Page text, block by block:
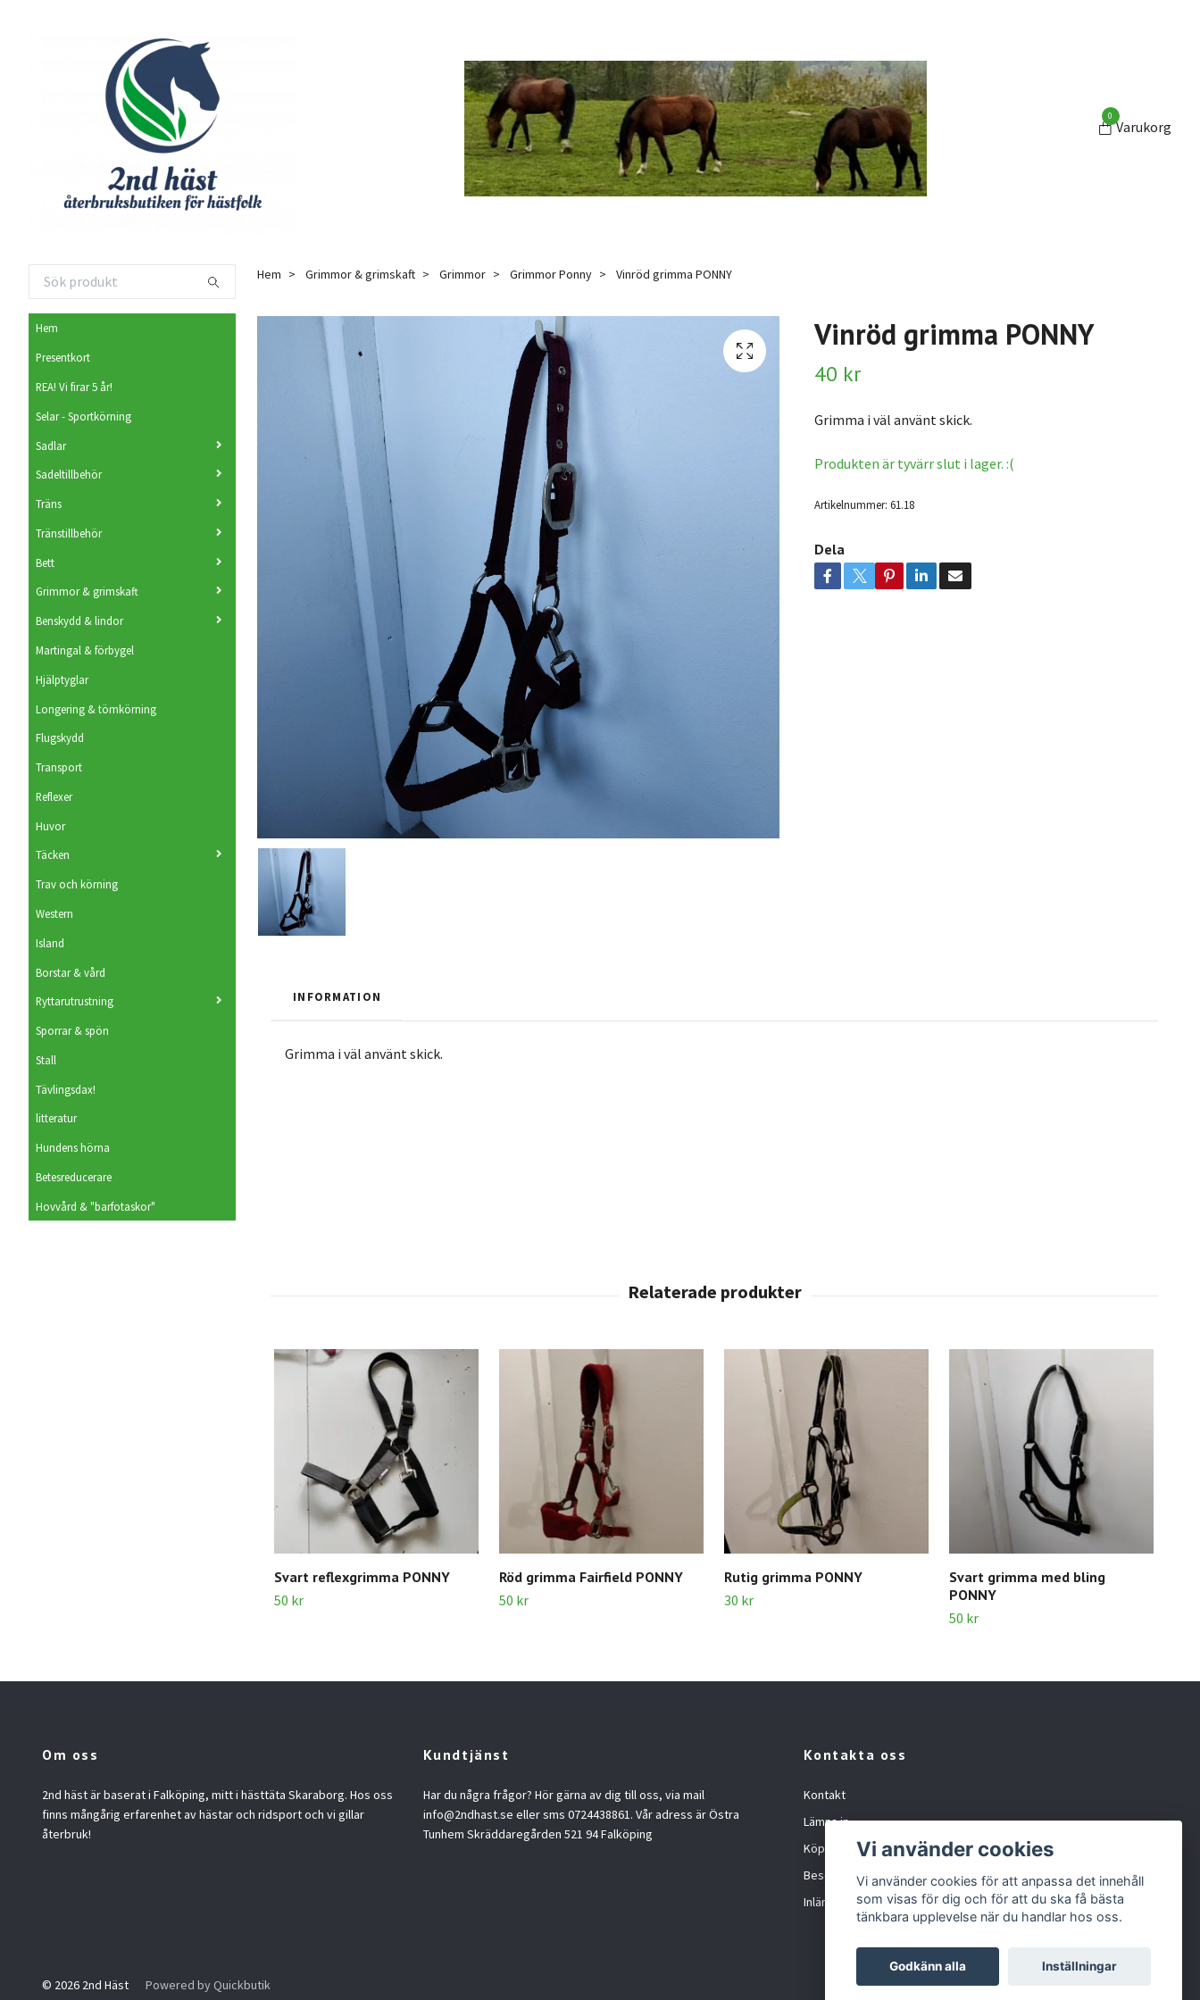
0
Varukorg
Hem
Presentkort
REA! Vi firar 5 år!
Selar - Sportkörning
Sadlar
Sadeltillbehör
Träns
Tränstillbehör
Bett
Grimmor & grimskaft
Benskydd & lindor
Martingal & förbygel
Hjälptyglar
Longering & tömkörning
Flugskydd
Transport
Reflexer
Huvor
Täcken
Trav och körning
Western
Island
Borstar & vård
Ryttarutrustning
Sporrar & spön
Stall
Tävlingsdax!
litteratur
Hundens hörna
Betesreducerare
Hovvård & "barfotaskor"
Hem Grimmor & grimskaft Grimmor Grimmor Ponny Vinröd grimma PONNY
Vinröd grimma PONNY
40 kr
Grimma i väl använt skick.
Produkten är tyvärr slut i lager. :(
Artikelnummer: 61.18
Dela
INFORMATION
Grimma i väl använt skick.
Svart reflexgrimma PONNY
50 kr
Röd grimma Fairfield PONNY
50 kr
Rutig grimma PONNY
30 kr
Svart grimma med bling
PONNY
50 kr
Om oss
2nd häst är baserat i Falköping, mitt i hästtäta Skaraborg. Hos oss
finns mångårig erfarenhet av hästar och ridsport och vi gillar
återbruk!
Kundtjänst
Har du några frågor? Hör gärna av dig till oss, via mail
info@2ndhast.se eller sms 0724438861. Vår adress är Östra
Tunhem Skräddaregården 521 94 Falköping
Kontakta oss
Kontakt
Lämna in
Köpvillkor
Besöka oss
Inlämningskund formulär
© 2026 2nd Häst Powered by Quickbutik
Vi använder cookies
Vi använder cookies för att anpassa det innehåll
som visas för dig och för att du ska få bästa
tänkbara upplevelse när du handlar hos oss.
Godkänn alla Inställningar